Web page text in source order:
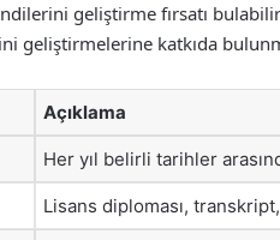
geliştirme fırsatı
geliştirmelerine katkıda
Açıklama
Her yıl belirli tarihler
Lisans diploması,